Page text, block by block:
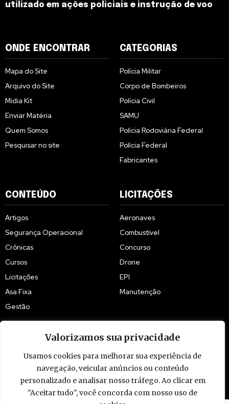
Valorizamos sua privacidade
Usamos cookies para melhorar sua experiência de
navegação, veicular anúncios ou conteúdo
personalizado e analisar nosso tráfego. Ao clicar em
"Aceitar tudo", você concorda com nosso uso de
utilizado em ações policiais e instrução de voo
ONDE ENCONTRAR
Mapa do Site
Arquivo do Site
Midia Kit
Enviar Matéria
Quem Somos
Pesquisar no site
CATEGORIAS
Polícia Militar
Corpo de Bombeiros
Polícia Civil
SAMU
Polícia Rodoviária Federal
Polícia Federal
Fabricantes
CONTEÚDO
Artigos
Segurança Operacional
Crônicas
Cursos
Licitações
Asa Fixa
Gestão
LICITAÇÕES
Aeronaves
Combustível
Concurso
Drone
EPI
Manutenção
© 2009 - 2026 Piloto Policial. Todos os direitos reservados. Brasil.